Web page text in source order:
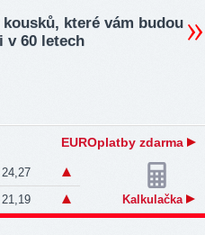
které vám budou
v 60 letech
EUROplatby zdarma
24,27
21,19 Kalkulačka